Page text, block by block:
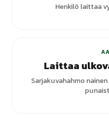
Henkilö laittaa
Laittaa
Sarjakuvahahmo